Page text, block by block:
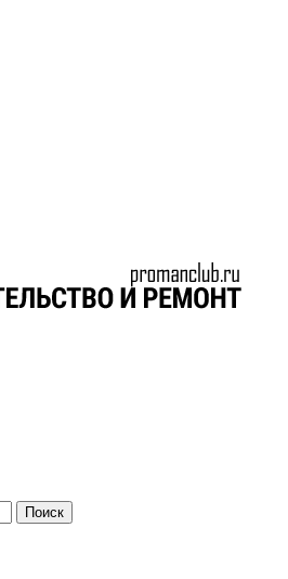
и ремонт
живут разные люди, очень